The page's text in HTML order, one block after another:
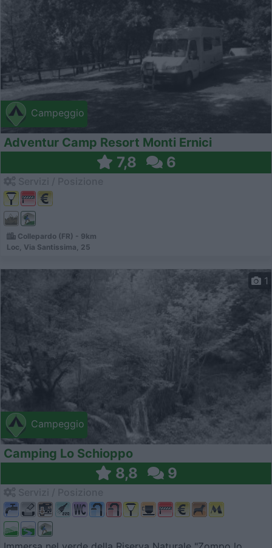
Campeggio
Adventur Camp Resort Monti Ernici
7,8 6
Collepardo (FR) - 9km
Loc, Via Santissima, 25
Campeggio
1
Camping Lo Schioppo
8,8 9